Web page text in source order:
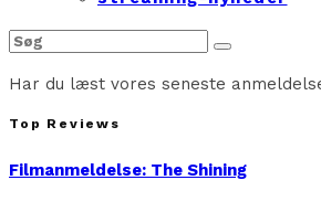
Har du læst vores seneste
Top Reviews
Filmanmeldelse: The Shining